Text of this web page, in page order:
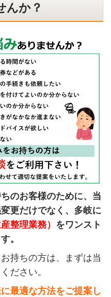
んか？
のお客様のために、当
更だけでなく、多岐に
整理業務）
をワンスト
。
持ちの方は、まずは当
ださい。
最適な方法をご提案し